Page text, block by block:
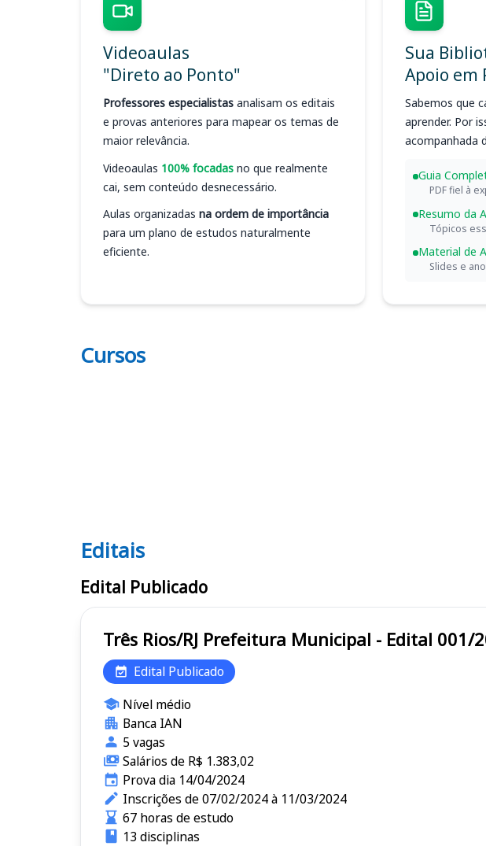
Videoaulas
"Direto ao Ponto"
Professores especialistas analisam os editais
e provas anteriores para mapear os temas de
maior relevância.
Videoaulas 100% focadas no que realmente
cai, sem conteúdo desnecessário.
Aulas organizadas na ordem de importância
para um plano de estudos naturalmente
eficiente.
Sua
Apoio em
Sabemos que
aprender. Por
acompanhada
Guia
PDF fiel à
Resumo da
Tópicos
Material de
Slides e
Cursos
Editais
Editais
Edital Publicado
Três Rios/RJ Prefeitura Municipal - Edital
Edital Publicado
Nível médio
Banca IAN
5 vagas
Salários de R$ 1.383,02
Prova dia 14/04/2024
Inscrições de 07/02/2024 à 11/03/2024
67 horas de estudo
13 disciplinas